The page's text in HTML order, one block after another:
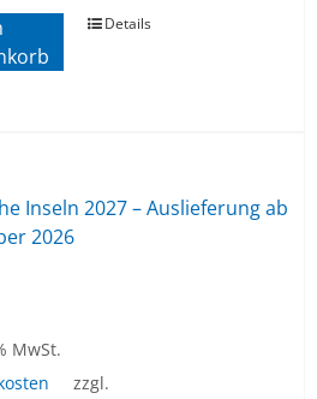
Details
In­seln 2027 – Aus­lie­fe­rung ab
2026
MwSt.
zzgl.